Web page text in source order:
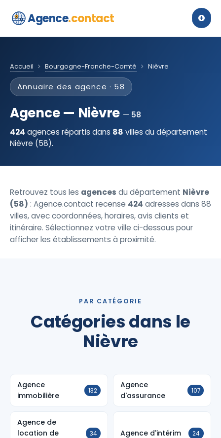
Agence.contact
Accueil Bourgogne-Franche-Comté Nièvre
Annuaire des agence · 58
Agence — Nièvre
58
424 agences répartis dans 88 villes du département
Nièvre (58).
Retrouvez tous les agences du département Nièvre
(58) : Agence.contact recense 424 adresses dans 88
villes, avec coordonnées, horaires, avis clients et
itinéraire. Sélectionnez votre ville ci-dessous pour
afficher les établissements à proximité.
PAR CATÉGORIE
Catégories dans le
Nièvre
Agence
immobilière
132
Agence
d'assurance
107
Agence de
location de
34 Agence d'intérim 24